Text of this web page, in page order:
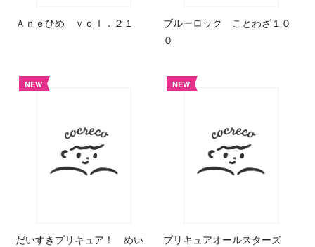
Ａｎｅひめ ｖｏｌ．２１
ブルーロック ことわざ１０
０
NEW
だいすきプリキュア！ めい
NEW
プリキュアオールスターズ